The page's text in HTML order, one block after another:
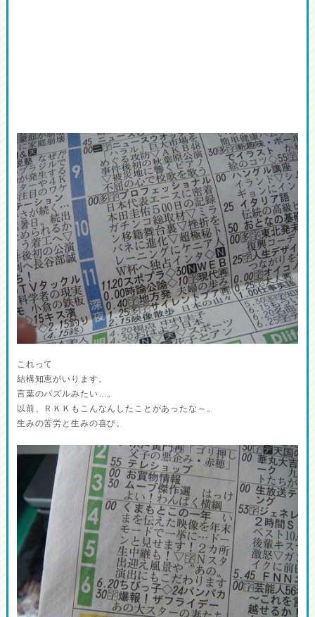
これって
結構知恵がいります。
言葉のパズルみたい…。
以前、ＲＫＫもこんなんしたことがあったな～。
生みの苦労と生みの喜び。